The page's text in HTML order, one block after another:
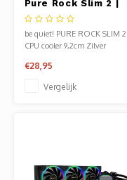
Pure Rock Slim 2 |
130W TDP | 155mm
Hoogte | 92mm Fan |
CPU Luchtkoeler
be quiet! PURE ROCK SLIM 2
CPU cooler 9,2cm Zilver
€28,95
Vergelijk